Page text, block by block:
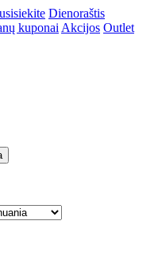
Dienoraštis
kuponai Akcijos Outlet